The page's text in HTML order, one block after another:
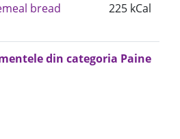
bread
225 kCal
din categoria Paine